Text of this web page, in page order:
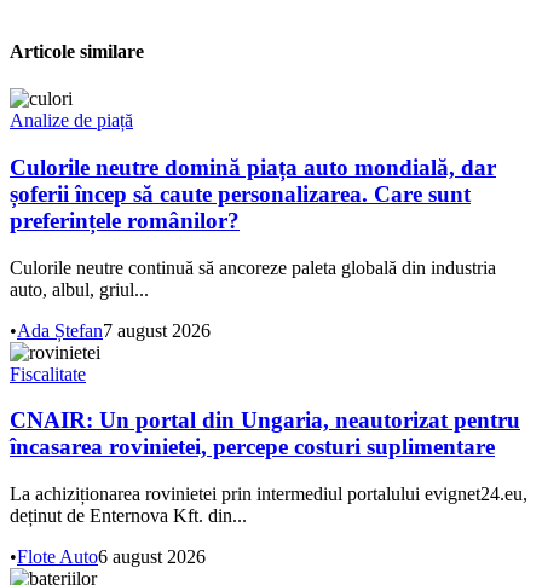
Articole similare
Analize de piață
Culorile neutre domină piața auto mondială, dar
șoferii încep să caute personalizarea. Care sunt
preferințele românilor?
Culorile neutre continuă să ancoreze paleta globală din industria
auto, albul, griul...
•Ada Ștefan7 august 2026
Fiscalitate
CNAIR: Un portal din Ungaria, neautorizat pentru
încasarea rovinietei, percepe costuri suplimentare
La achiziționarea rovinietei prin intermediul portalului evignet24.eu,
deținut de Enternova Kft. din...
•Flote Auto6 august 2026